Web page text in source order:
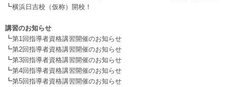
┗横浜日吉校（仮称）開校！
講習のお知らせ
┗第1回指導者資格講習開催のお知らせ
┗第2回指導者資格講習開催のお知らせ
┗第3回指導者資格講習開催のお知らせ
┗第4回指導者資格講習開催のお知らせ
┗第5回指導者資格講習開催のお知らせ